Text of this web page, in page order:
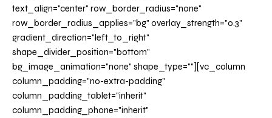
text_align="center" row_border_radius="none"
row_border_radius_applies="bg" overlay_strength="0.3"
gradient_direction="left_to_right"
shape_divider_position="bottom"
bg_image_animation="none" shape_type=""][vc_column
column_padding="no-extra-padding"
column_padding_tablet="inherit"
column_padding_phone="inherit"